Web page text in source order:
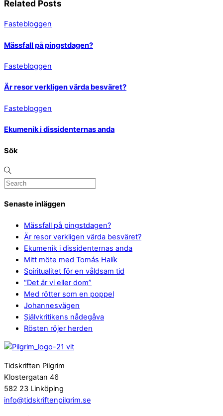
Related Posts
Fastebloggen
Mässfall på pingstdagen?
Fastebloggen
Är resor verkligen värda besväret?
Fastebloggen
Ekumenik i dissidenternas anda
Sök
Senaste inläggen
Mässfall på pingstdagen?
Är resor verkligen värda besväret?
Ekumenik i dissidenternas anda
Mitt möte med Tomás Halík
Spiritualitet för en våldsam tid
“Det är vi eller dom”
Med rötter som en poppel
Johannesvägen
Självkritikens nådegåva
Rösten röjer herden
Tidskriften Pilgrim
Klostergatan 46
582 23 Linköping
info@tidskriftenpilgrim.se